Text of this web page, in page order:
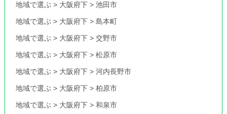
地域で選ぶ > 大阪府下 >池田市
地域で選ぶ > 大阪府下 >島本町
地域で選ぶ > 大阪府下 >交野市
地域で選ぶ > 大阪府下 >松原市
地域で選ぶ > 大阪府下 >河内長野市
地域で選ぶ > 大阪府下 >柏原市
地域で選ぶ > 大阪府下 >和泉市